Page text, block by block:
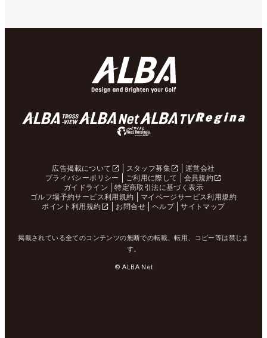
広告掲載について スタッフ募集
運営会社
プライバシーポリシー
ご利用に際して
会員規約
ガイドライン
特定商取引法に基づく表示
ゴルフ場予約サービス利用規約
マイページサービス利用規約
ポイント利用規約
お問合せ ヘルプ サイトマップ
掲載されている全てのコンテンツの無断での転載、転用、コピー等は禁じま
す。
© ALBA Net